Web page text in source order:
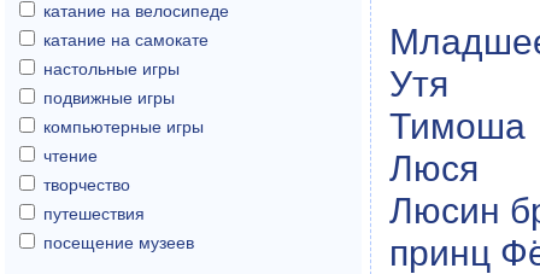
Утя
Тимоша
Люся
Люсин
принц
катание на велосипеде
катание на самокате
настольные игры
подвижные игры
компьютерные игры
чтение
творчество
путешествия
посещение музеев